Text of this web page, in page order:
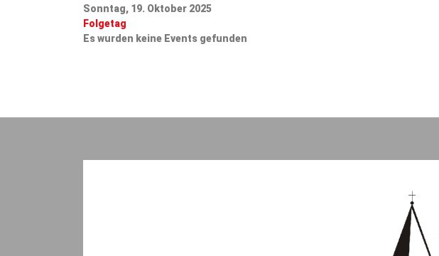
Sonntag, 19. Oktober 2025
Folgetag
Es wurden keine Events gefunden